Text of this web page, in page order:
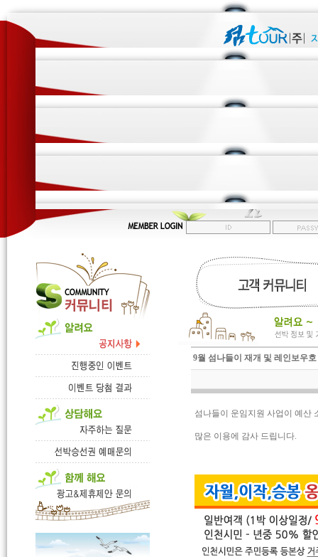
9월 섬나들이 재개 및 레인보우
섬나들이 운임지원 사업이 예산
많은 이용에 감사 드립니다.